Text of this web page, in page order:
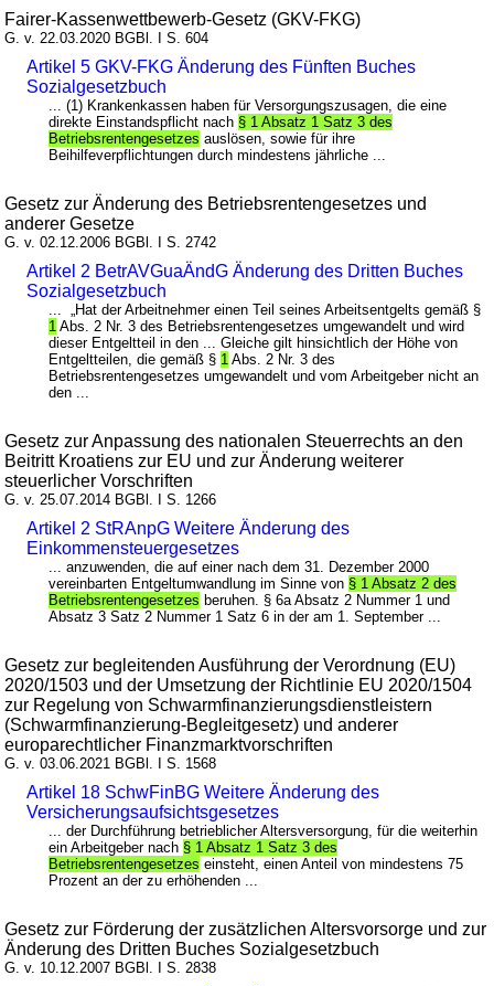
Fairer-Kassenwettbewerb-Gesetz (GKV-FKG)
G. v. 22.03.2020 BGBl. I S. 604
Artikel 5 GKV-FKG Änderung des Fünften Buches
Sozialgesetzbuch
... (1) Krankenkassen haben für Versorgungszusagen, die eine
direkte Einstandspflicht nach § 1 Absatz 1 Satz 3 des
Betriebsrentengesetzes auslösen, sowie für ihre
Beihilfeverpflichtungen durch mindestens jährliche ...
Gesetz zur Änderung des Betriebsrentengesetzes und
anderer Gesetze
G. v. 02.12.2006 BGBl. I S. 2742
Artikel 2 BetrAVGuaÄndG Änderung des Dritten Buches
Sozialgesetzbuch
... „Hat der Arbeitnehmer einen Teil seines Arbeitsentgelts gemäß §
1 Abs. 2 Nr. 3 des Betriebsrentengesetzes umgewandelt und wird
dieser Entgeltteil in den ... Gleiche gilt hinsichtlich der Höhe von
Entgeltteilen, die gemäß § 1 Abs. 2 Nr. 3 des
Betriebsrentengesetzes umgewandelt und vom Arbeitgeber nicht an
den ...
Gesetz zur Anpassung des nationalen Steuerrechts an den
Beitritt Kroatiens zur EU und zur Änderung weiterer
steuerlicher Vorschriften
G. v. 25.07.2014 BGBl. I S. 1266
Artikel 2 StRAnpG Weitere Änderung des
Einkommensteuergesetzes
... anzuwenden, die auf einer nach dem 31. Dezember 2000
vereinbarten Entgeltumwandlung im Sinne von § 1 Absatz 2 des
Betriebsrentengesetzes beruhen. § 6a Absatz 2 Nummer 1 und
Absatz 3 Satz 2 Nummer 1 Satz 6 in der am 1. September ...
Gesetz zur begleitenden Ausführung der Verordnung (EU)
2020/1503 und der Umsetzung der Richtlinie EU 2020/1504
zur Regelung von Schwarmfinanzierungsdienstleistern
(Schwarmfinanzierung-Begleitgesetz) und anderer
europarechtlicher Finanzmarktvorschriften
G. v. 03.06.2021 BGBl. I S. 1568
Artikel 18 SchwFinBG Weitere Änderung des
Versicherungsaufsichtsgesetzes
... der Durchführung betrieblicher Altersversorgung, für die weiterhin
ein Arbeitgeber nach § 1 Absatz 1 Satz 3 des
Betriebsrentengesetzes einsteht, einen Anteil von mindestens 75
Prozent an der zu erhöhenden ...
Gesetz zur Förderung der zusätzlichen Altersvorsorge und zur
Änderung des Dritten Buches Sozialgesetzbuch
G. v. 10.12.2007 BGBl. I S. 2838